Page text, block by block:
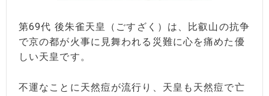
第69代 後朱雀天皇（ごすざく）は、比叡山の抗争
で京の都が火事に見舞われる災難に心を痛めた優
しい天皇です。
不運なことに天然痘が流行り、天皇も天然痘で亡